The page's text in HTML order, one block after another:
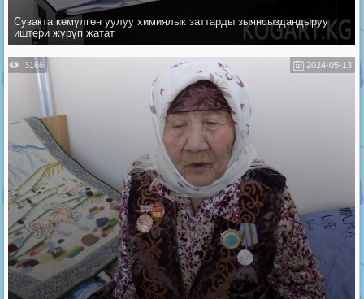
Сузакта көмүлгөн уулуу химиялык заттарды зыянсыздандыруу
иштери жүрүп жатат
2024-05-13
3166